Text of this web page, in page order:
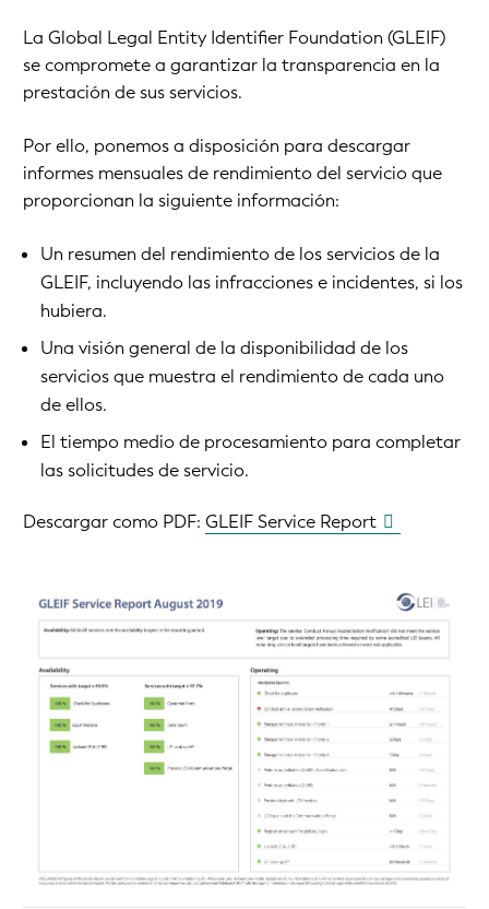
La Global Legal Entity Identifier Foundation (GLEIF)
se compromete a garantizar la transparencia en la
prestación de sus servicios.
Por ello, ponemos a disposición para descargar
informes mensuales de rendimiento del servicio que
proporcionan la siguiente información:
Un resumen del rendimiento de los servicios de la
GLEIF, incluyendo las infracciones e incidentes, si los
hubiera.
Una visión general de la disponibilidad de los
servicios que muestra el rendimiento de cada uno
de ellos.
El tiempo medio de procesamiento para completar
las solicitudes de servicio.
Descargar como PDF: GLEIF Service Report